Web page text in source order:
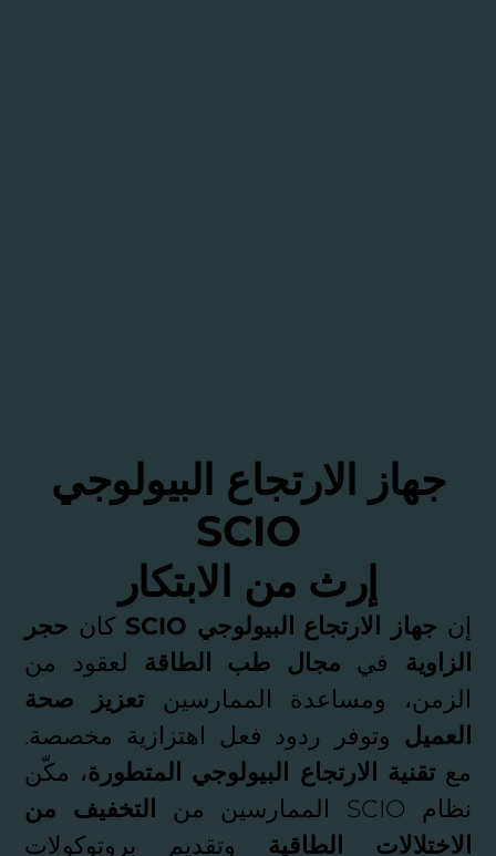
جهاز الارتجاع البيولوجي
SCIO
إرث من الابتكار
إن جهاز الارتجاع البيولوجي SCIO كان حجر
الزاوية في مجال طب الطاقة لعقود من
الزمن، ومساعدة الممارسين تعزيز صحة
العميل وتوفر ردود فعل اهتزازية مخصصة.
معتقنية الارتجاع البيولوجي المتطورة، مكّن
نظام SCIO الممارسين من
التخفيف من
الاختلالات الطاقية وتقديم بروتوكولات